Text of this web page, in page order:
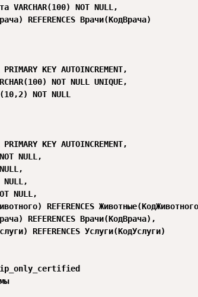
VARCHAR(100) NOT NULL,
REFERENCES Врачи(КодВрача)
KEY AUTOINCREMENT,
NOT NULL UNIQUE,
NOT NULL
KEY AUTOINCREMENT,
NULL,
NULL,
NULL,
REFERENCES
REFERENCES Врачи(КодВрача),
REFERENCES Услуги(КодУслуги)